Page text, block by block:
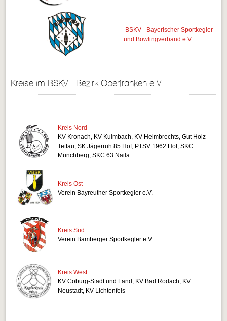
BSKV - Bayerischer Sportkegler-
und Bowlingverband e.V.
Kreise im BSKV - Bezirk Oberfranken e.V.
Kreis Nord
KV Kronach, KV Kulmbach, KV Helmbrechts, Gut Holz
Tettau, SK Jägerruh 85 Hof, PTSV 1962 Hof, SKC
Münchberg, SKC 63 Naila
Kreis Ost
Verein Bayreuther Sportkegler e.V.
Kreis Süd
Verein Bamberger Sportkegler e.V.
Kreis West
KV Coburg-Stadt und Land, KV Bad Rodach, KV
Neustadt, KV Lichtenfels